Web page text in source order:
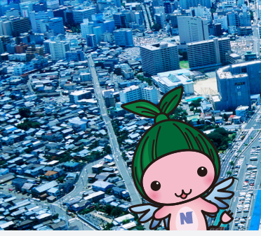
インターネット
インターネット
南東北センター(米沢)
〒992-0044
山形県米沢市春日四丁目2-75
0238-24-2525
営業時間 9:00～18:00